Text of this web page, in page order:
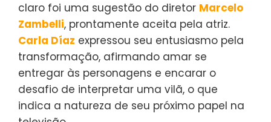
claro foi uma sugestão do diretor Marcelo
Zambelli, prontamente aceita pela atriz.
Carla Díaz expressou seu entusiasmo pela
transformação, afirmando amar se
entregar às personagens e encarar o
desafio de interpretar uma vilã, o que
indica a natureza de seu próximo papel na